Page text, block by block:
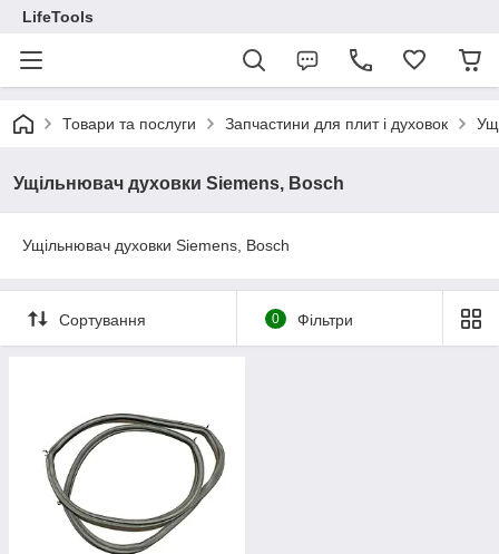
LifeTools
Товари та послуги Запчастини для плит і духовок
Ущільнювач духовки Siemens, Bosch
Ущільнювач духовки Siemens, Bosch
Сортування 0 Фільтри